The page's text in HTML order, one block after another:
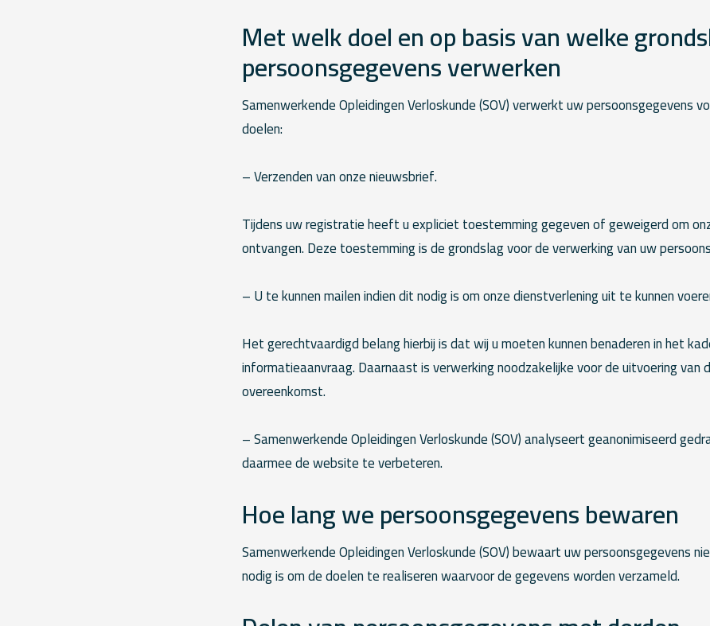
Met welk doel en op basis van welke
persoonsgegevens verwerken
Samenwerkende Opleidingen Verloskunde (SOV) verwerkt uw persoonsgegevens
doelen:
– Verzenden van onze nieuwsbrief.
Tijdens uw registratie heeft u expliciet toestemming gegeven of geweigerd om
ontvangen. Deze toestemming is de grondslag voor de verwerking van uw
– U te kunnen mailen indien dit nodig is om onze dienstverlening uit te kunnen
Het gerechtvaardigd belang hierbij is dat wij u moeten kunnen benaderen in het
informatieaanvraag. Daarnaast is verwerking noodzakelijke voor de uitvoering van
overeenkomst.
– Samenwerkende Opleidingen Verloskunde (SOV) analyseert geanonimiseerd
daarmee de website te verbeteren.
Hoe lang we persoonsgegevens bewaren
Samenwerkende Opleidingen Verloskunde (SOV) bewaart uw persoonsgegevens
nodig is om de doelen te realiseren waarvoor de gegevens worden verzameld.